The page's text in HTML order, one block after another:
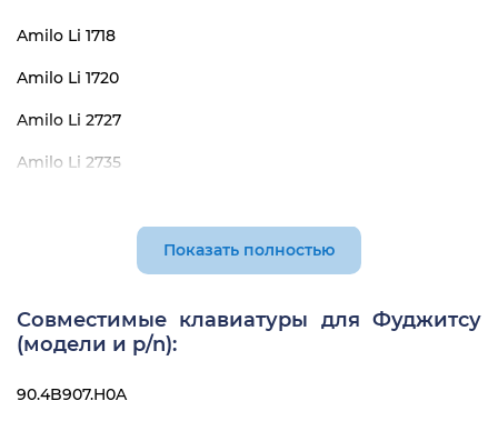
Amilo Li 1718
Amilo Li 1720
Amilo Li 2727
Amilo Li 2735
FUJITSU SIEMENS Li1720
FUJITSU SIEMENS Li2735
Показать полностью
Совместимые клавиатуры для Фуджитсу
(модели и p/n):
90.4B907.H0A